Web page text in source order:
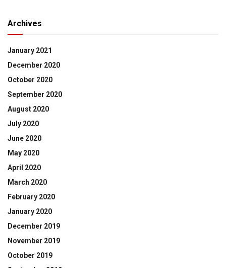
Archives
January 2021
December 2020
October 2020
September 2020
August 2020
July 2020
June 2020
May 2020
April 2020
March 2020
February 2020
January 2020
December 2019
November 2019
October 2019